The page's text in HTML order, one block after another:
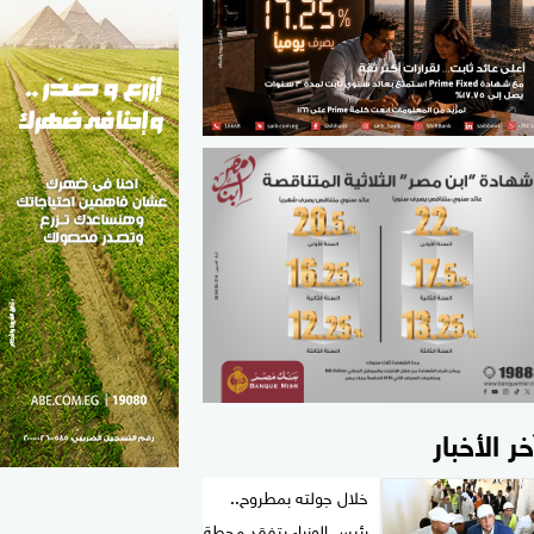
مواهب مصر
الأخبار
خلال جولته بمطروح..